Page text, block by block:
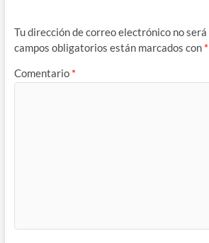
Tu dirección de correo electrónico no
campos obligatorios están marcados con *
Comentario *